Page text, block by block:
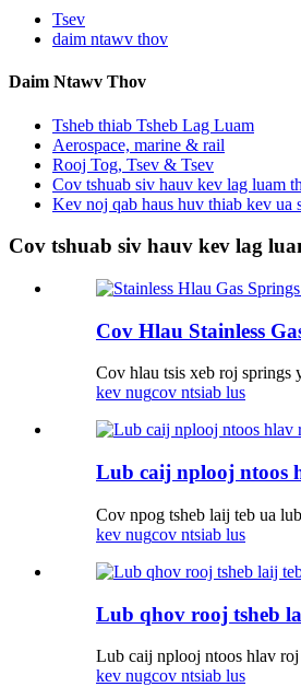
Tsev
daim ntawv thov
Daim Ntawv Thov
Tsheb thiab Tsheb Lag Luam
Aerospace, marine & rail
Rooj Tog, Tsev & Tsev
Cov tshuab siv hauv kev lag luam
Kev noj qab haus huv thiab kev ua
Cov tshuab siv hauv kev lag
Cov Hlau Stainless
Cov hlau tsis xeb roj springs
kev nugcov ntsiab lus
Lub caij nplooj ntoos
Cov npog tsheb laij teb ua
kev nugcov ntsiab lus
Lub qhov rooj tsheb
Lub caij nplooj ntoos hlav
kev nugcov ntsiab lus